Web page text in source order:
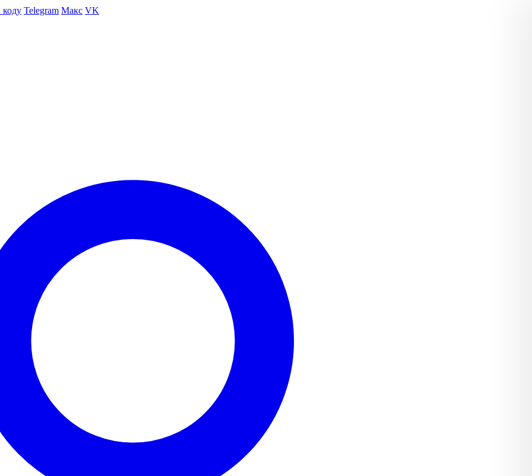
коду Telegram Макс VK